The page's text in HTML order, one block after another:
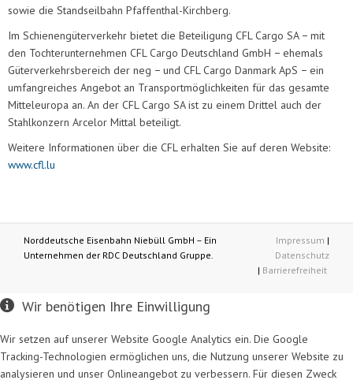
sowie die Standseilbahn Pfaffenthal-Kirchberg.
Im Schienengüterverkehr bietet die Beteiligung CFL Cargo SA − mit
den Tochterunternehmen CFL Cargo Deutschland GmbH − ehemals
Güterverkehrsbereich der neg − und CFL Cargo Danmark ApS − ein
umfangreiches Angebot an Transportmöglichkeiten für das gesamte
Mitteleuropa an. An der CFL Cargo SA ist zu einem Drittel auch der
Stahlkonzern Arcelor Mittal beteiligt.
Weitere Informationen über die CFL erhalten Sie auf deren Website:
www.cfl.lu
Norddeutsche Eisenbahn Niebüll GmbH – Ein
Unternehmen der RDC Deutschland Gruppe.
Impressum |
Datenschutz
| Barrierefreiheit
Wir benötigen Ihre Einwilligung
Wir setzen auf unserer Website Google Analytics ein. Die Google
Tracking-Technologien ermöglichen uns, die Nutzung unserer Website zu
analysieren und unser Onlineangebot zu verbessern. Für diesen Zweck